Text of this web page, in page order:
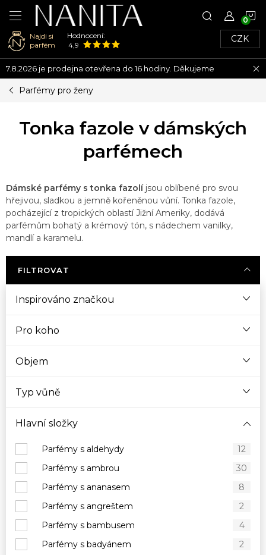
Přejít
na
obsah
Najdi si
parfém
Hodnocení:
4,9
CZK
7.8.2026 je prodejna otevřena do 16 hodiny. Děkujeme
Parfémy pro ženy
Tonka fazole v dámských
parfémech
Dámské parfémy s tonka fazolíjsou oblíbené pro svou
hřejivou, sladkou a jemně kořeněnou vůní. Tonka fazole,
pocházející z tropických oblastí Jižní Ameriky, dodává
parfémům bohatý a krémový tón, s nádechem vanilky,
mandlí a karamelu.
FILTROVAT
Inspirováno značkou
Pro koho
Objem
Typ vůně
Hlavní složky
Parfémy s aldehydy
12
Parfémy s ambrou
30
Parfémy s ananasem
8
Parfémy s angreštem
2
Parfémy s bambusem
4
Parfémy s badyánem
2